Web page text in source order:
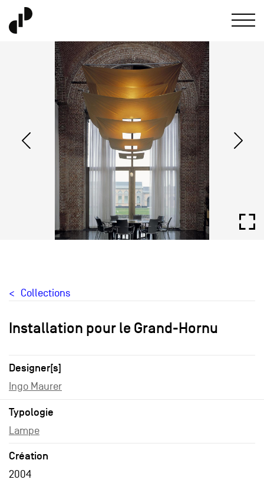
Collections
Installation pour le Grand-Hornu
Designer[s]
Ingo Maurer
Typologie
Lampe
Création
2004